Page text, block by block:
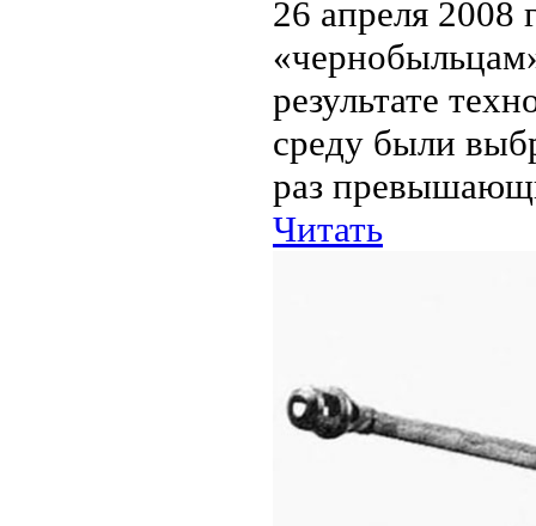
26 апреля 2008
результате
среду были
раз
Читать